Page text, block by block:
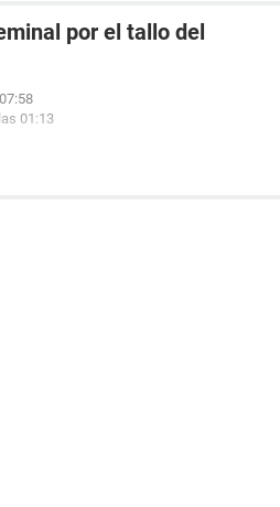
por el tallo del
01:13